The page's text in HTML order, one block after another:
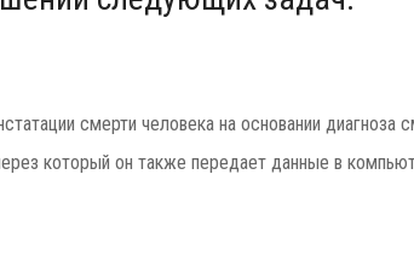
смерти человека на основании диагноза
который он также передает данные в